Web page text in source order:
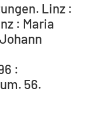
Linz :
: Maria
:
56.